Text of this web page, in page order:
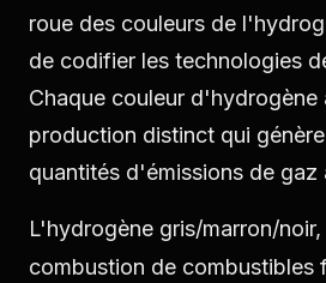
roue des couleurs de
de codifier les technologies
Chaque couleur d'hydrogène
production distinct qui
quantités d'émissions de gaz
L'hydrogène gris/marron/
combustion de combustibles